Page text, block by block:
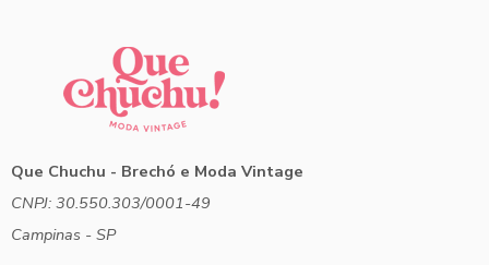
Que Chuchu - Brechó e Moda Vintage
CNPJ: 30.550.303/0001-49
Campinas - SP